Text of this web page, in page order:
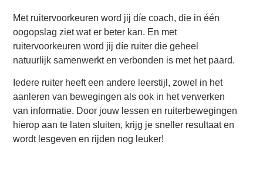
Met ruitervoorkeuren word jij díe coach, die in één
oogopslag ziet wat er beter kan. En met
ruitervoorkeuren word jij díe ruiter die geheel
natuurlijk samenwerkt en verbonden is met het paard.
Iedere ruiter heeft een andere leerstijl, zowel in het
aanleren van bewegingen als ook in het verwerken
van informatie. Door jouw lessen en ruiterbewegingen
hierop aan te laten sluiten, krijg je sneller resultaat en
wordt lesgeven en rijden nog leuker!